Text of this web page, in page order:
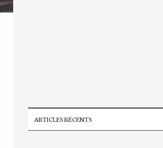
ARTICLES RÉCENTS